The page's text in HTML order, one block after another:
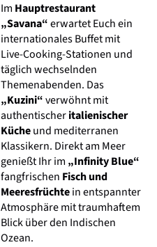
Im Hauptrestaurant
„Savana“erwartet Euch ein
internationales Buffet mit
Live-Cooking-Stationen und
täglich wechselnden
Themenabenden. Das
„Kuzini“verwöhnt mit
authentischeritalienischer
Kücheund mediterranen
Klassikern. Direkt am Meer
genießt Ihr im „Infinity Blue“
fangfrischen Fisch und
Meeresfrüchtein entspannter
Atmosphäre mit traumhaftem
Blick über den Indischen
Ozean.